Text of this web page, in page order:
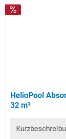
HelioPool
32 m²